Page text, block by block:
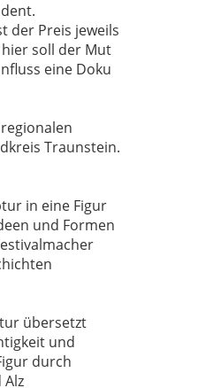
der Preis jeweils
soll der Mut
eine Doku
Traunstein.
in eine Figur
und Formen
übersetzt
und
durch
Alz